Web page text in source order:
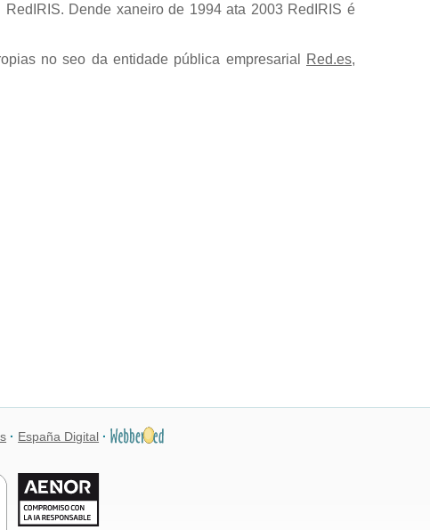
Dende xaneiro de 1994 ata 2003 RedIRIS é
no seo da entidade pública empresarial Red.es,
España Digital